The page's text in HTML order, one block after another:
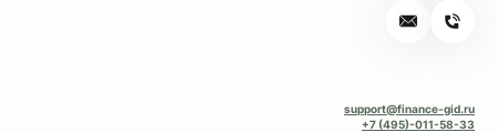
support@finance-gid.ru
+7 (495)-011-58-33